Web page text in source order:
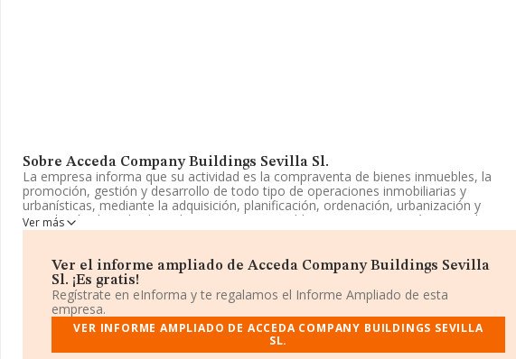
Sobre Acceda Company Buildings Sevilla Sl.
La empresa informa que su actividad es la compraventa de bienes inmuebles, la
promoción, gestión y desarrollo de todo tipo de operaciones inmobiliarias y
urbanísticas, mediante la adquisición, planificación, ordenación, urbanización y
parcelación de toda clase de terrenos o inmuebles. La empresa está registrada como
Sociedad Limitada. Tiene CNAE: 6811 - 'Compraventa de bienes inmobiliarios por
La compañíaAcceda Company Buildings Sevilla S.L
, NIF B56506330, está situada
en Avenida Blas Infante núm. 6 7 A, (41011), en el municipio de Sevilla, Andalucía.
Con los datos a disposición de INFORMA sobre 67.992 empresas pertenecientes al
sector, a nivel nacional la facturación asciende a 7.139 millones de euros y se calcula
un promedio de facturación de 105 mil euros entre todas las compañías. En relación
Ver más
Ver el informe ampliado de Acceda Company Buildings Sevilla
Sl. ¡Es gratis!
Regístrate en eInforma y te regalamos el Informe Ampliado de esta
empresa.
VER INFORME AMPLIADO DE ACCEDA COMPANY BUILDINGS SEVILLA
SL.